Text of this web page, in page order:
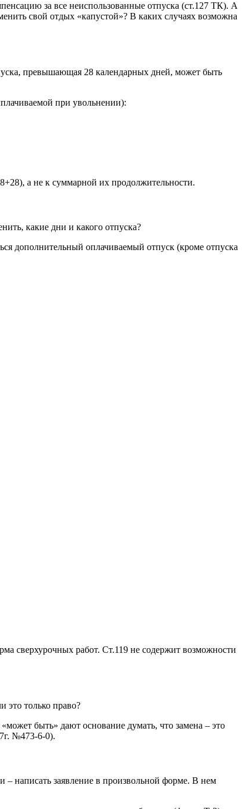
за все неиспользованные отпуска (ст.127 ТК). А
свой отдых «капустой»? В каких случаях возможна
превышающая 28 календарных дней, может быть
при увольнении):
а не к суммарной их продолжительности.
какие дни и какого отпуска?
дополнительный оплачиваемый отпуск (кроме отпуска
сверхурочных работ. Ст.119 не содержит возможности
это только право?
быть» дают основание думать, что замена – это
№473-6-0).
написать заявление в произвольной форме. В нем